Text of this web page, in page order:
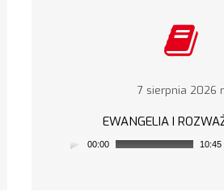
7 sierpnia 2026 r.
EWANGELIA I
00:00 10:45